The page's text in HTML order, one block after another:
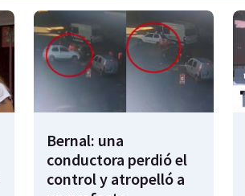
Bernal: una
conductora perdió el
control y atropelló a